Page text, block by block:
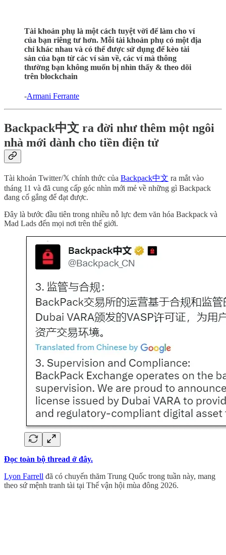
Tài khoản phụ là một cách tuyệt vời để làm cho ví
của bạn riêng tư hơn. Mỗi tài khoản phụ có một địa
chỉ khác nhau và có thể được sử dụng để kèo tài
sản của bạn từ các ví sàn về, các ví mà thông
thường bạn không muốn bị nhìn thấy & theo dõi
trên blockchain
-Armani Ferrante
​​Backpack中文 ra đời như thêm một ngôi
nhà mới dành cho tiền điện tử
Tài khoản Twitter/𝕏 chính thức của Backpack中文 ra mắt vào
tháng 11 và đã cung cấp góc nhìn mới mẻ về những gì Backpack
đang cố gắng để đạt được.
Đây là bước đầu tiên trong nhiều nỗ lực đem văn hóa Backpack và
Mad Lads đến mọi nơi trên thế giới.
Đọc toàn bộ thread ở đây.
Lyon Farrell đã có chuyến thăm Trung Quốc trong tuần này, mang
theo sứ mệnh tranh tài tại Thế vận hội mùa đông 2026.